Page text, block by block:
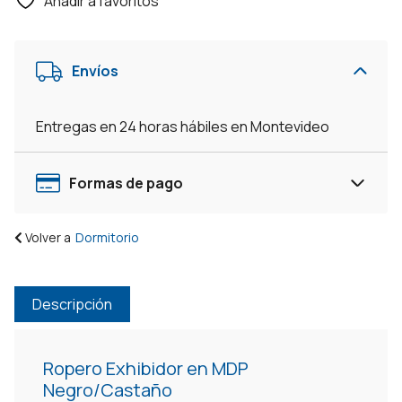
Puetas
Con
Blanco/Nogal
cantidad
Envíos
Entregas en 24 horas hábiles en Montevideo
Formas de pago
Volver a Dormitorio
Descripción
Ropero Exhibidor en MDP
Negro/Castaño